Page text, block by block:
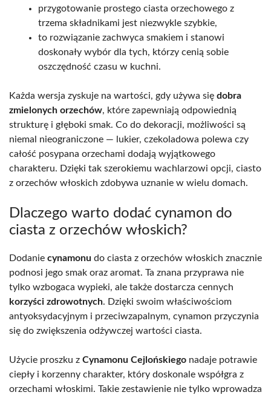
przygotowanie prostego ciasta orzechowego z
trzema składnikami jest niezwykle szybkie,
to rozwiązanie zachwyca smakiem i stanowi
doskonały wybór dla tych, którzy cenią sobie
oszczędność czasu w kuchni.
Każda wersja zyskuje na wartości, gdy używa się dobra
zmielonych orzechów, które zapewniają odpowiednią
strukturę i głęboki smak. Co do dekoracji, możliwości są
niemal nieograniczone — lukier, czekoladowa polewa czy
całość posypana orzechami dodają wyjątkowego
charakteru. Dzięki tak szerokiemu wachlarzowi opcji, ciasto
z orzechów włoskich zdobywa uznanie w wielu domach.
Dlaczego warto dodać cynamon do
ciasta z orzechów włoskich?
Dodanie cynamonu do ciasta z orzechów włoskich znacznie
podnosi jego smak oraz aromat. Ta znana przyprawa nie
tylko wzbogaca wypieki, ale także dostarcza cennych
korzyści zdrowotnych. Dzięki swoim właściwościom
antyoksydacyjnym i przeciwzapalnym, cynamon przyczynia
się do zwiększenia odżywczej wartości ciasta.
Użycie proszku z Cynamonu Cejlońskiego nadaje potrawie
ciepły i korzenny charakter, który doskonale współgra z
orzechami włoskimi. Takie zestawienie nie tylko wprowadza